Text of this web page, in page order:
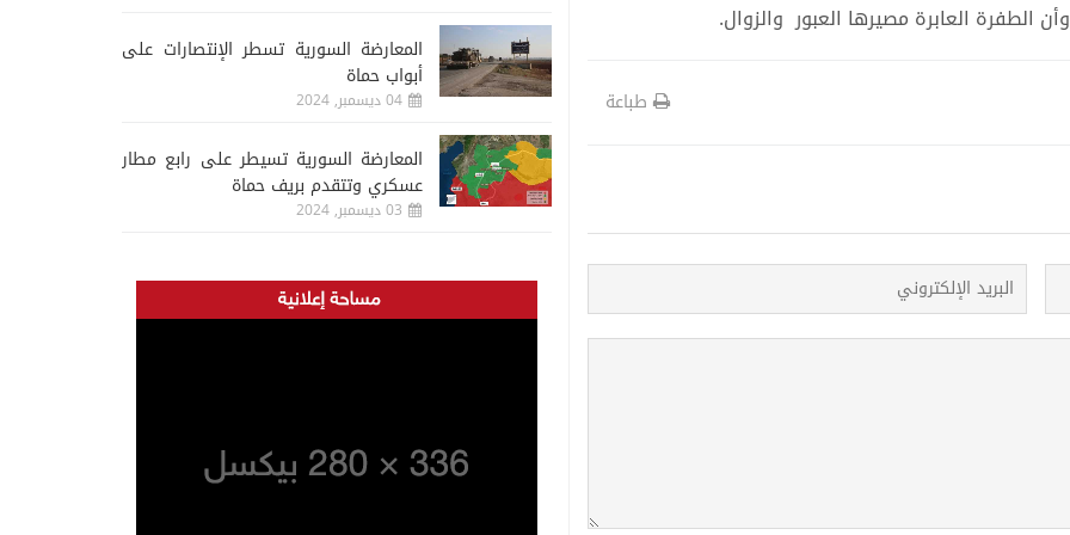
الطفرة العابرة مصيرها العبور والزوال.
طباعة
المعارضة السورية تسطر الإنتصارات على
أبواب حماة
04 ديسمبر, 2024
المعارضة السورية تسيطر على رابع مطار
عسكري وتتقدم بريف حماة
03 ديسمبر, 2024